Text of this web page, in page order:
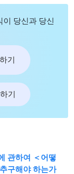
이 당신과 당신
기
기
관하여 ＜어떻
구해야 하는가